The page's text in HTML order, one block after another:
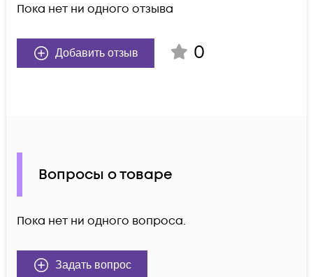
Пока нет ни одного отзыва
Добавить отзыв 0
Вопросы о товаре
Пока нет ни одного вопроса.
Задать вопрос